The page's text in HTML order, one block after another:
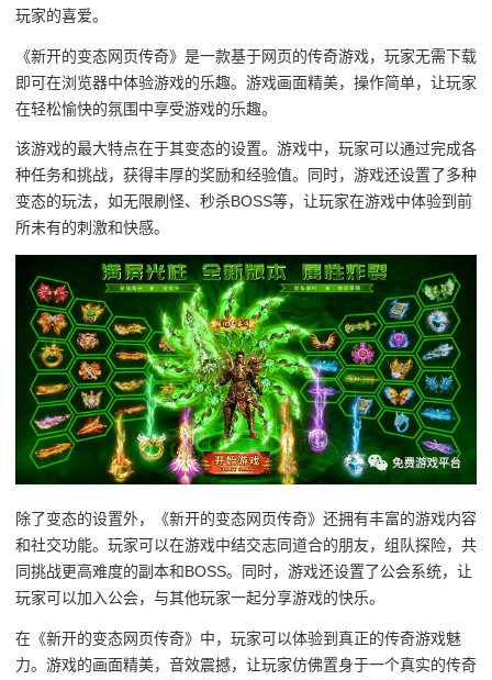
玩家的喜爱。
《新开的变态网页传奇》是一款基于网页的传奇游戏，玩家无需下载
即可在浏览器中体验游戏的乐趣。游戏画面精美，操作简单，让玩家
在轻松愉快的氛围中享受游戏的乐趣。
该游戏的最大特点在于其变态的设置。游戏中，玩家可以通过完成各
种任务和挑战，获得丰厚的奖励和经验值。同时，游戏还设置了多种
变态的玩法，如无限刷怪、秒杀BOSS等，让玩家在游戏中体验到前
所未有的刺激和快感。
除了变态的设置外，《新开的变态网页传奇》还拥有丰富的游戏内容
和社交功能。玩家可以在游戏中结交志同道合的朋友，组队探险，共
同挑战更高难度的副本和BOSS。同时，游戏还设置了公会系统，让
玩家可以加入公会，与其他玩家一起分享游戏的快乐。
在《新开的变态网页传奇》中，玩家可以体验到真正的传奇游戏魅
力。游戏的画面精美，音效震撼，让玩家仿佛置身于一个真实的传奇